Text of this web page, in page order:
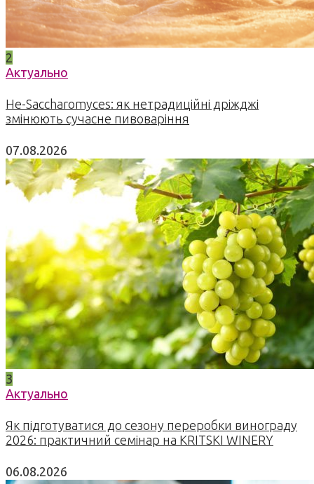
2
Актуально
Не-Saccharomyces: як нетрадиційні дріжджі
змінюють сучасне пивоваріння
07.08.2026
3
Актуально
Як підготуватися до сезону переробки винограду
2026: практичний семінар на KRITSKI WINERY
06.08.2026